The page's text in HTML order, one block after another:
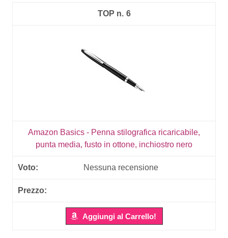
6
Amazon Basics - Penna stilografica ricaricabile,
punta media, fusto in ottone, inchiostro nero
Nessuna recensione
Aggiungi al Carrello!